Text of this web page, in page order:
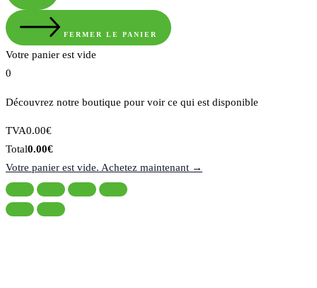
FERMER LE PANIER
Votre panier est vide
0
Découvrez notre boutique pour voir ce qui est disponible
Montant
de
la
taxe:
TVA0.00€
Total
du
panier:
Total0.00€
Votre panier est vide. Achetez maintenant →